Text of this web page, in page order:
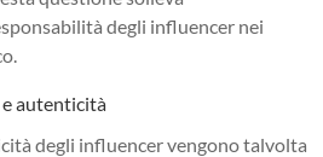
degli influencer nei
autenticità
degli influencer vengono talvolta